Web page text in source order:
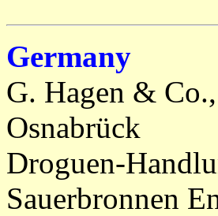
Germany
G. Hagen & Co.,
Osnabrück
Droguen-
Sauerbronnen